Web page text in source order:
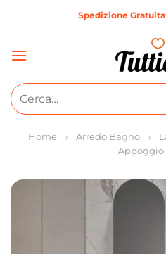
Spedizione
Cerca:
Home Arredo Bagno
Appoggio